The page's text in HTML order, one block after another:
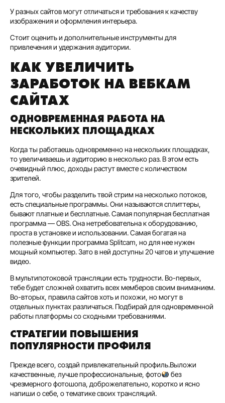
У разных сайтов могут отличаться и требования к качеству
изображения и оформления интерьера.
Стоит оценить и дополнительные инструменты для
привлечения и удержания аудитории.
КАК УВЕЛИЧИТЬ
ЗАРАБОТОК НА ВЕБКАМ
САЙТАХ
ОДНОВРЕМЕННАЯ РАБОТА НА
НЕСКОЛЬКИХ ПЛОЩАДКАХ
Когда ты работаешь одновременно на нескольких площадках,
то увеличиваешь и аудиторию в несколько раз. В этом есть
очевидный плюс, доходы растут вместе с количеством
зрителей.
Для того, чтобы разделить твой стрим на несколько потоков,
есть специальные программы. Они называются сплиттеры,
бывают платные и бесплатные. Самая популярная бесплатная
программа — OBS. Она нетребовательна к оборудованию,
проста в установке и использовании. Самая богатая на
полезные функции программа Splitcam, но для нее нужен
мощный компьютер. Зато в ней доступны 20 чатов и улучшение
видео.
В мультипотоковой трансляции есть трудности. Во-первых,
тебе будет сложней охватить всех мемберов своим вниманием.
Во-вторых, правила сайтов хоть и похожи, но могут в
отдельных пунктах различаться. Подбирай для одновременной
работы платформы со сходными требованиями.
СТРАТЕГИИ ПОВЫШЕНИЯ
ПОПУЛЯРНОСТИ ПРОФИЛЯ
Прежде всего, создай привлекательный профиль.Выложи
качественные, лучше профессиональные, фото
без
чрезмерного фотошопа, доброжелательно, коротко и ясно
напиши о себе, о тематике своих трансляций.